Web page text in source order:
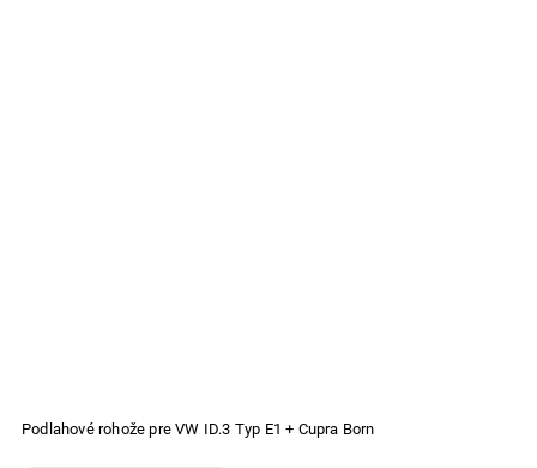
Podlahové rohože pre VW ID.3 Typ E1 + Cupra Born